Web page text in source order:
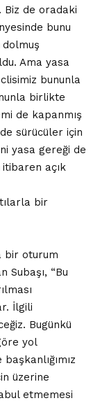
de oradaki
bunu
dolmuş
Ama yasa
bununla
birlikte
de kapanmış
sürücüler için
yasa gereği de
itibaren açık
bir
bir oturum
“Bu
İlgili
Bugünkü
yol
üzerine
etmemesi